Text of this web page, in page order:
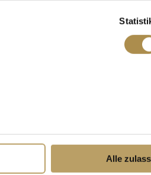
Alle